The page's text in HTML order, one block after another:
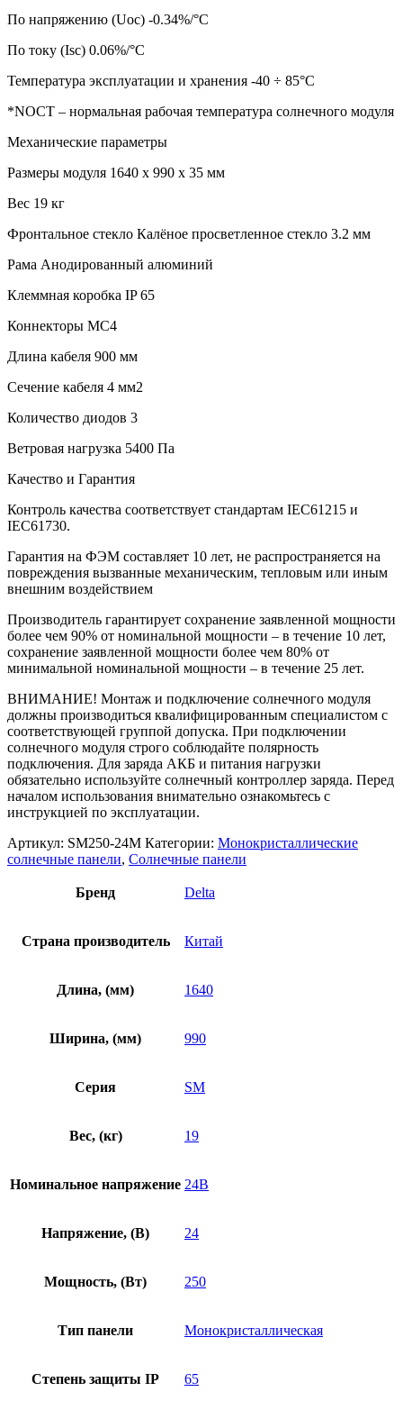
По напряжению (Uoc) -0.34%/°C
По току (Isc) 0.06%/°C
Температура эксплуатации и хранения -40 ÷ 85°C
*NOCT – нормальная рабочая температура солнечного модуля
Механические параметры
Размеры модуля 1640 х 990 х 35 мм
Вес 19 кг
Фронтальное стекло Калёное просветленное стекло 3.2 мм
Рама Анодированный алюминий
Клеммная коробка IP 65
Коннекторы MC4
Длина кабеля 900 мм
Сечение кабеля 4 мм2
Количество диодов 3
Ветровая нагрузка 5400 Па
Качество и Гарантия
Контроль качества соответствует стандартам IEC61215 и
IEC61730.
Гарантия на ФЭМ составляет 10 лет, не распространяется на
повреждения вызванные механическим, тепловым или иным
внешним воздействием
Производитель гарантирует сохранение заявленной мощности
более чем 90% от номинальной мощности – в течение 10 лет,
сохранение заявленной мощности более чем 80% от
минимальной номинальной мощности – в течение 25 лет.
ВНИМАНИЕ! Монтаж и подключение солнечного модуля
должны производиться квалифицированным специалистом с
соответствующей группой допуска. При подключении
солнечного модуля строго соблюдайте полярность
подключения. Для заряда АКБ и питания нагрузки
обязательно используйте солнечный контроллер заряда. Перед
началом использования внимательно ознакомьтесь с
инструкцией по эксплуатации.
Артикул: SM250-24M Категории: Монокристаллические
солнечные панели, Солнечные панели
Бренд Delta
Страна производитель Китай
Длина, (мм) 1640
Ширина, (мм) 990
Серия SM
Вес, (кг) 19
Номинальное напряжение 24В
Напряжение, (В) 24
Мощность, (Вт) 250
Тип панели Монокристаллическая
Степень защиты IP 65